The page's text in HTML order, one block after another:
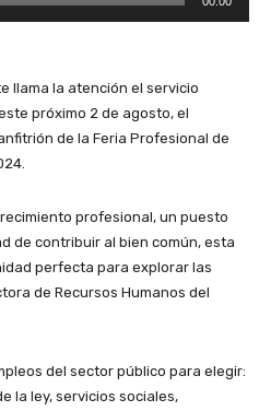
llama la atención el servicio
próximo 2 de agosto, el
de la Feria Profesional de
profesional, un puesto
de contribuir al bien común, esta
perfecta para explorar las
de Recursos Humanos del
del sector público para elegir:
la ley, servicios sociales,